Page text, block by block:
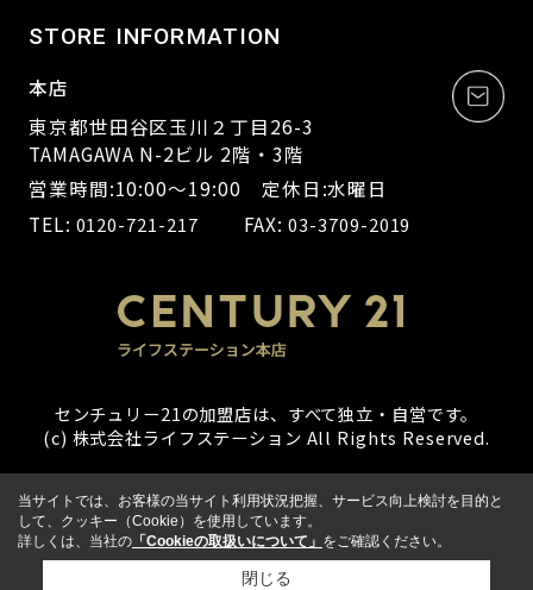
STORE INFORMATION
本店
東京都世田谷区玉川２丁目26-3
TAMAGAWA N-2ビル 2階・3階
営業時間:10:00～19:00 定休日:水曜日
TEL: 0120-721-217 FAX:03-3709-2019
センチュリー21の加盟店は、すべて独立・自営です。
(c) 株式会社ライフステーション All Rights Reserved.
当サイトでは、お客様の当サイト利用状況把握、サービス向上検討を目的と
して、クッキー（Cookie）を使用しています。
詳しくは、当社の 「Cookieの取扱いについて」 をご確認ください。
閉じる